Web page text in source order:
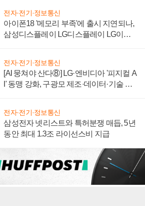
전자·전기·정보통신
아이폰18 '메모리 부족'에 출시 지연되나,
삼성디스플레이 LG디스플레이 LG이노
전자·전기·정보통신
[AI 뭉쳐야 산다⑧] LG·엔비디아 '피지컬 A
I' 동맹 강화, 구광모 제조·데이터·기술 결
전자·전기·정보통신
삼성전자 넷리스트와 특허분쟁 매듭, 5년
동안 최대 1.3조 라이선스비 지급